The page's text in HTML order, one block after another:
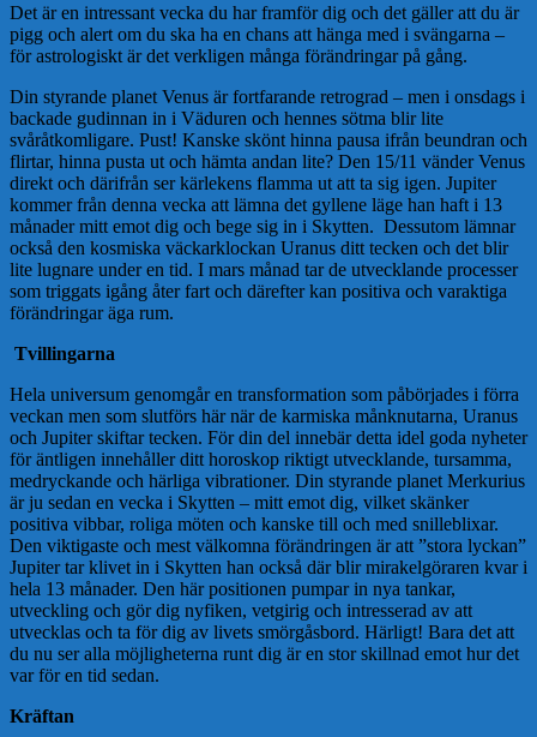
Det är en intressant vecka du har framför dig och det gäller att du är
pigg och alert om du ska ha en chans att hänga med i svängarna –
för astrologiskt är det verkligen många förändringar på gång.
Din styrande planet Venus är fortfarande retrograd – men i onsdags i
backade gudinnan in i Väduren och hennes sötma blir lite
svåråtkomligare. Pust! Kanske skönt hinna pausa ifrån beundran och
flirtar, hinna pusta ut och hämta andan lite? Den 15/11 vänder Venus
direkt och därifrån ser kärlekens flamma ut att ta sig igen. Jupiter
kommer från denna vecka att lämna det gyllene läge han haft i 13
månader mitt emot dig och bege sig in i Skytten. Dessutom lämnar
också den kosmiska väckarklockan Uranus ditt tecken och det blir
lite lugnare under en tid. I mars månad tar de utvecklande processer
som triggats igång åter fart och därefter kan positiva och varaktiga
förändringar äga rum.
Tvillingarna
Hela universum genomgår en transformation som påbörjades i förra
veckan men som slutförs här när de karmiska månknutarna, Uranus
och Jupiter skiftar tecken. För din del innebär detta idel goda nyheter
för äntligen innehåller ditt horoskop riktigt utvecklande, tursamma,
medryckande och härliga vibrationer. Din styrande planet Merkurius
är ju sedan en vecka i Skytten – mitt emot dig, vilket skänker
positiva vibbar, roliga möten och kanske till och med snilleblixar.
Den viktigaste och mest välkomna förändringen är att ”stora lyckan”
Jupiter tar klivet in i Skytten han också där blir mirakelgöraren kvar i
hela 13 månader. Den här positionen pumpar in nya tankar,
utveckling och gör dig nyfiken, vetgirig och intresserad av att
utvecklas och ta för dig av livets smörgåsbord. Härligt! Bara det att
du nu ser alla möjligheterna runt dig är en stor skillnad emot hur det
var för en tid sedan.
Kräftan